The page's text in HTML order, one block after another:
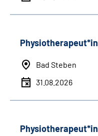
Physiotherapeut*in
Bad Steben
31.08.2026
Physiotherapeut*in